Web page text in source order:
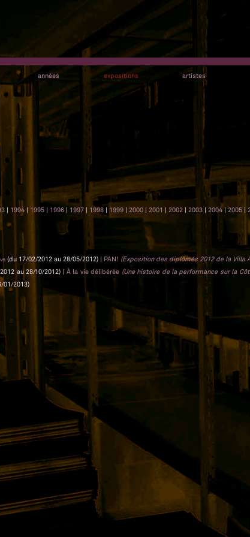
années expositions artistes
| 1994 | 1995 | 1996 | 1997 | 1998 | 1999 | 2000 | 2001 | 2002 | 2003 | 2004|2005|
(du 17/02/2012 au 28/05/2012) | PAN! (Exposition des diplômés 2012 de la Villa
au 28/10/2012) |À la vie délibérée (Une histoire de la performance sur la
01/2013)